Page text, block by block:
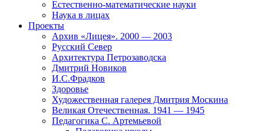
Естественно-математические науки
Наука в лицах
Проекты
Архив «Лицея». 2000 — 2003
Русский Север
Архитектура Петрозаводска
Дмитрий Новиков
И.С.Фрадков
Здоровье
Художественная галерея Дмитрия Москина
Великая Отечественная. 1941 — 1945
Педагогика С. Артемьевой